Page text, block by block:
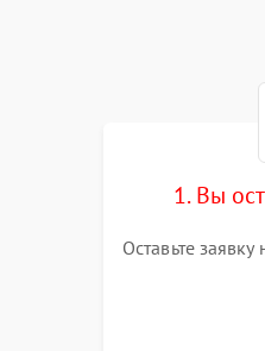
1. Вы
Оставьте